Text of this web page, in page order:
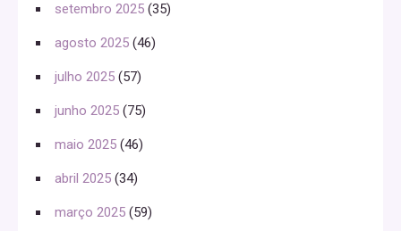
setembro 2025 (35)
agosto 2025 (46)
julho 2025 (57)
junho 2025 (75)
maio 2025 (46)
abril 2025 (34)
março 2025 (59)